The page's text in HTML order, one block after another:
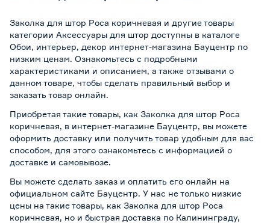
Заколка для штор Роса коричневая и другие товары
категории Аксессуары для штор доступны в каталоге
Обои, интерьер, декор интернет-магазина Бауцентр по
низким ценам. Ознакомьтесь с подробными
характеристиками и описанием, а также отзывами о
данном товаре, чтобы сделать правильный выбор и
заказать товар онлайн.
Приобретая такие товары, как Заколка для штор Роса
коричневая, в интернет-магазине Бауцентр, вы можете
оформить доставку или получить товар удобным для вас
способом, для этого ознакомьтесь с информацией о
доставке и самовывозе.
Вы можете сделать заказ и оплатить его онлайн на
официальном сайте Бауцентр. У нас не только низкие
цены на такие товары, как Заколка для штор Роса
коричневая, но и быстрая доставка по Калининграду,